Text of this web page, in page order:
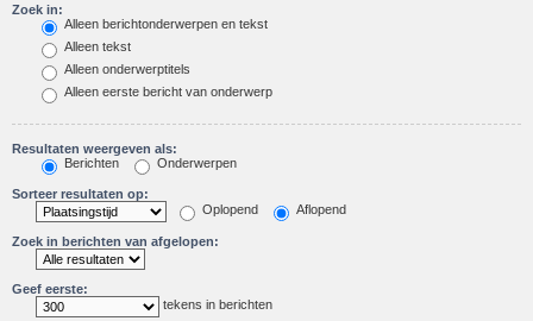
Zoek in:
Alleen berichtonderwerpen en tekst
Alleen tekst
Alleen onderwerptitels
Alleen eerste bericht van onderwerp
Resultaten weergeven als:
Berichten
Onderwerpen
Sorteer resultaten op:
Oplopend
Aflopend
Zoek in berichten van afgelopen:
Geef eerste:
tekens in berichten